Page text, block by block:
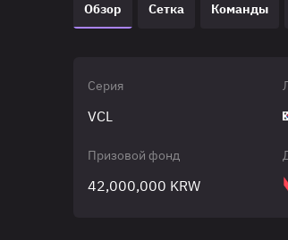
Обзор Сетка Команды
Серия
VCL
Призовой фонд
42,000,000 KRW